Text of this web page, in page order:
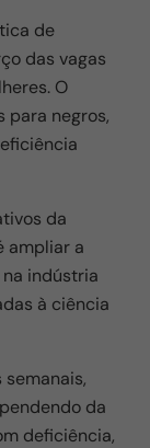
de
das vagas
O
para negros,
da
ampliar a
indústria
à ciência
da
deficiência,